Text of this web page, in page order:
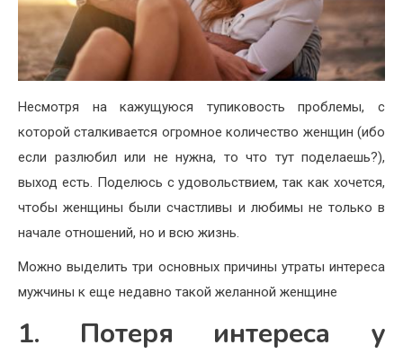
Несмотря на кажущуюся тупиковость проблемы, с
которой сталкивается огромное количество женщин (ибо
если разлюбил или не нужна, то что тут поделаешь?),
выход есть. Поделюсь с удовольствием, так как хочется,
чтобы женщины были счастливы и любимы не только в
начале отношений, но и всю жизнь.
Можно выделить три основных причины утраты интереса
мужчины к еще недавно такой желанной женщине
1. Потеря интереса у